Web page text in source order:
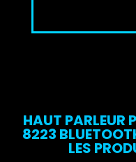
HAUT PARLEUR
8223
LES